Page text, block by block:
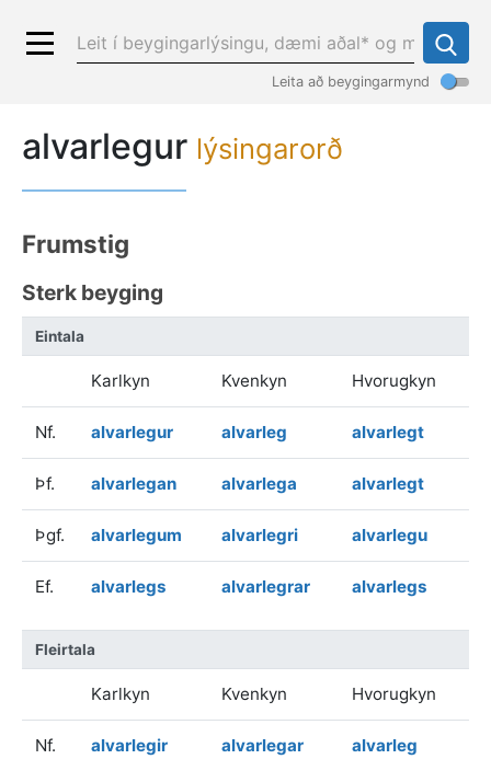
Leita að beygingarmynd
alvarlegur lýsingarorð
Frumstig
Sterk beyging
Eintala
Karlkyn Kvenkyn Hvorugkyn
Nf. alvarlegur alvarleg alvarlegt
Þf. alvarlegan alvarlega alvarlegt
Þgf. alvarlegum alvarlegri alvarlegu
Ef. alvarlegs alvarlegrar alvarlegs
Fleirtala
Karlkyn Kvenkyn Hvorugkyn
Nf. alvarlegir alvarlegar alvarleg